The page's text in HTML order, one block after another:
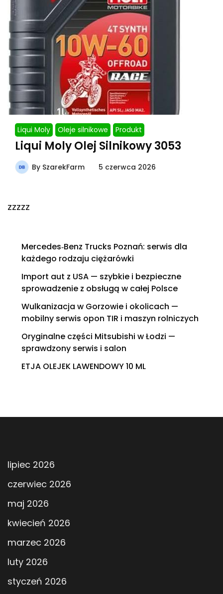
Liqui Moly Oleje silnikowe Produkt
Liqui Moly Olej Silnikowy 3053
By SzarekFarm 5 czerwca 2026
zzzzz
Mercedes‑Benz Trucks Poznań: serwis dla
każdego rodzaju ciężarówki
Import aut z USA — szybkie i bezpieczne
sprowadzenie z obsługą w całej Polsce
Wulkanizacja w Gorzowie i okolicach —
mobilny serwis opon TIR i maszyn rolniczych
Oryginalne części Mitsubishi w Łodzi —
sprawdzony serwis i salon
ETJA OLEJEK LAWENDOWY 10 ML
lipiec 2026
czerwiec 2026
maj 2026
kwiecień 2026
marzec 2026
luty 2026
styczeń 2026